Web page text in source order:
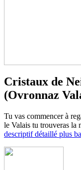
Cristaux de
(Ovronnaz
Tu vas commencer à
le Valais tu trouveras la
descriptif détaillé plus